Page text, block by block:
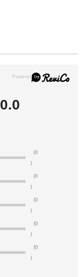
0.0
(0
)
(0
)
(0
)
(0
)
(0
)